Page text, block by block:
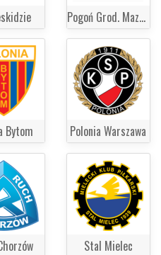
Pogoń Grod. Mazowiecki
Bytom Polonia Warszawa
Stal Mielec